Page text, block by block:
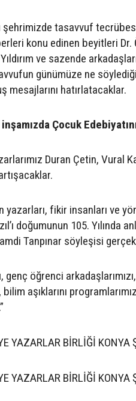
şehrimizde tasavvuf
konu edinen beyitleri
ve sazende
günümüze ne
mesajlarını hatırlatacaklar.
Çocuk
Duran Çetin, Vural
yazarları, fikir insanları ve
doğumunun 105.
Tanpınar söyleşisi
genç öğrenci
aşıklarını